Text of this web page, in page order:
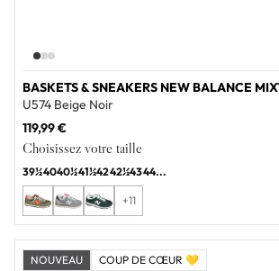
BASKETS & SNEAKERS NEW BALANCE
U574 Beige Noir
119,99 €
Choisissez votre taille
39½4040½41½4242½4344...
+11
NOUVEAU COUP DE CŒUR 💛